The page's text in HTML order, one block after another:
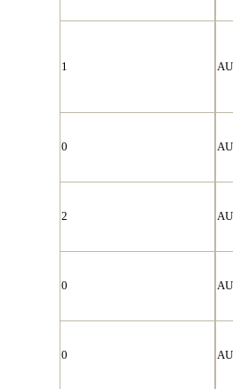
1
0
2
0
0